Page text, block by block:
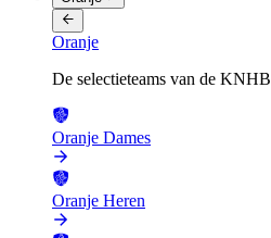
Oranje
De selectieteams van de KNHB
Oranje Dames
Oranje Heren